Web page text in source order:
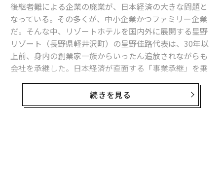
後継者難による企業の廃業が、日本経済の大きな問題と
なっている。その多くが、中小企業かつファミリー企業
だ。そんな中、リゾートホテルを国内外に展開する星野
リゾート（長野県軽井沢町）の星野佳路代表は、30年以
上前、身内の創業家一族からいったん追放されながらも
会社を承継した。日本経済が直面する「事業承継」を乗
り越え、リゾート企業として成功した星野氏に、当時の
経緯や舞台裏を聞いた。続きを見る